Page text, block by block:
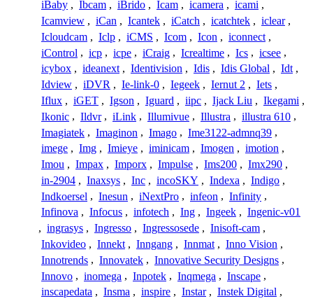
iBaby , Ibcam , iBrido , Icam , icamera , icami ,
Icamview , iCan , Icantek , iCatch , icatchtek , iclear ,
Icloudcam , Iclp , iCMS , Icom , Icon , iconnect ,
iControl , icp , icpe , iCraig , Icrealtime , Ics , icsee ,
icybox , ideanext , Identivision , Idis , Idis Global , Idt ,
Idview , iDVR , Ie-link-0 , Iegeek , Iernut 2 , Iets ,
Iflux , iGET , Igson , Iguard , iipc , Ijack Liu , Ikegami ,
Ikonic , Ildvr , iLink , Illumivue , Illustra , illustra 610 ,
Imagiatek , Imaginon , Imago , Ime3122-admnq39 ,
imege , Img , Imieye , iminicam , Imogen , imotion ,
Imou , Impax , Imporx , Impulse , Ims200 , Imx290 ,
in-2904 , Inaxsys , Inc , incoSKY , Indexa , Indigo ,
Indkoersel , Inesun , iNextPro , infeon , Infinity ,
Infinova , Infocus , infotech , Ing , Ingeek , Ingenic-v01
, ingrasys , Ingresso , Ingressosede , Inisoft-cam ,
Inkovideo , Innekt , Inngang , Innmat , Inno Vision ,
Innotrends , Innovatek , Innovative Security Designs ,
Innovo , inomega , Inpotek , Inqmega , Inscape ,
inscapedata , Insma , inspire , Instar , Instek Digital ,